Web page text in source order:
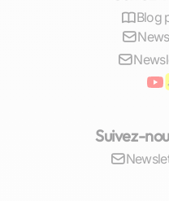
difficultés et
approche renforce leur
confiance en leurs
pour leur réussite
encouragement et
Le soutien scolaire
renforcement de
Blog
Suivez-